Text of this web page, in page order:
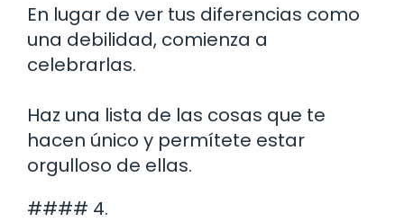
En lugar de ver tus diferencias como
una debilidad, comienza a
celebrarlas.
Haz una lista de las cosas que te
hacen único y permítete estar
orgulloso de ellas.
#### 4.